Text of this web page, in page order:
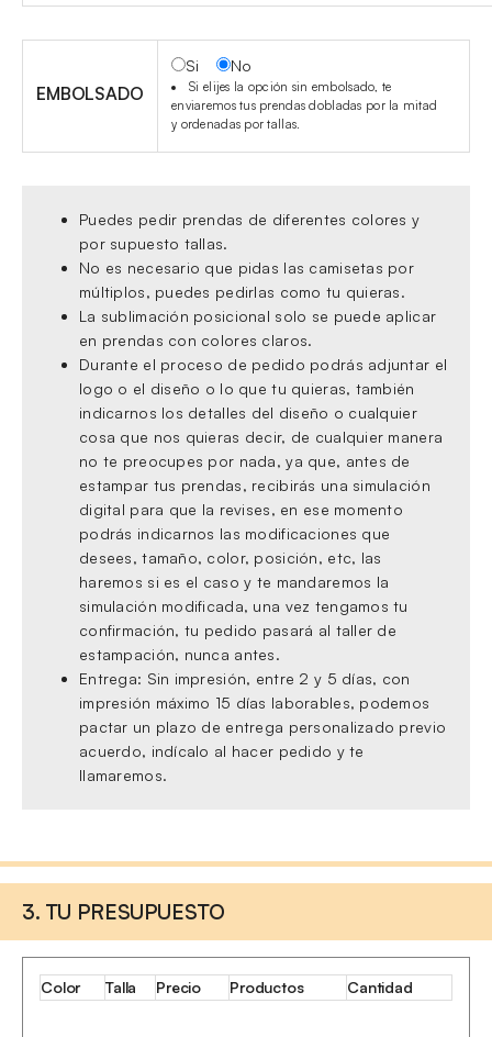
EMBOLSADO
Si No
Si elijes la opción sin embolsado, te
enviaremos tus prendas dobladas por la mitad
y ordenadas por tallas.
Puedes pedir prendas de diferentes colores y
por supuesto tallas.
No es necesario que pidas las camisetas por
múltiplos, puedes pedirlas como tu quieras.
La sublimación posicional solo se puede aplicar
en prendas con colores claros.
Durante el proceso de pedido podrás adjuntar el
logo o el diseño o lo que tu quieras, también
indicarnos los detalles del diseño o cualquier
cosa que nos quieras decir, de cualquier manera
no te preocupes por nada, ya que, antes de
estampar tus prendas, recibirás una simulación
digital para que la revises, en ese momento
podrás indicarnos las modificaciones que
desees, tamaño, color, posición, etc, las
haremos si es el caso y te mandaremos la
simulación modificada, una vez tengamos tu
confirmación, tu pedido pasará al taller de
estampación, nunca antes.
Entrega: Sin impresión, entre 2 y 5 días, con
impresión máximo 15 días laborables, podemos
pactar un plazo de entrega personalizado previo
acuerdo, indícalo al hacer pedido y te
llamaremos.
3. TU PRESUPUESTO
Color Talla Precio Productos Cantidad